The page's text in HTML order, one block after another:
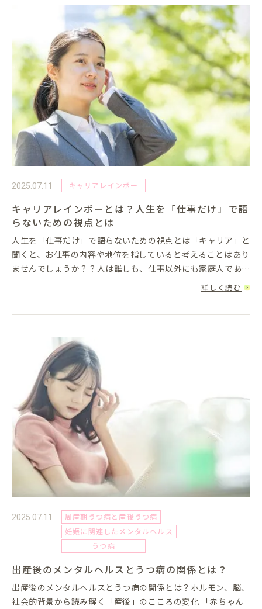
2025.07.11 キャリアレインボー
キャリアレインボーとは？人生を「仕事だけ」で語
らないための視点とは
人生を「仕事だけ」で語らないための視点とは「キャリア」と
聞くと、お仕事の内容や地位を指していると考えることはあり
ませんでしょうか？？人は誰しも、仕事以外にも家庭人であ
り、地域社会の一員であり、友人であり、親であり、趣味を楽
詳しく読む
2025.07.11
周産期うつ病と産後うつ病
妊娠に関連したメンタルヘルス
うつ病
出産後のメンタルヘルスとうつ病の関係とは？
出産後のメンタルヘルスとうつ病の関係とは？ホルモン、脳、
社会的背景から読み解く「産後」のこころの変化 「赤ちゃん